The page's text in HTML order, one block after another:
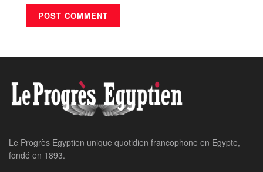
Le Progrès Egyptien unique quotidien francophone en Egypte,
fondé en 1893.